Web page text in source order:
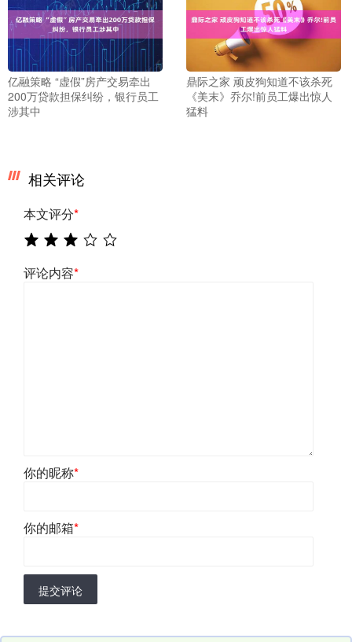
亿融策略 “虚假”房产交易牵出
200万贷款担保纠纷，银行员工
涉其中
鼎际之家 顽皮狗知道不该杀死
《美末》乔尔!前员工爆出惊人
猛料
相关评论
本文评分*
评论内容*
你的昵称*
你的邮箱*
提交评论